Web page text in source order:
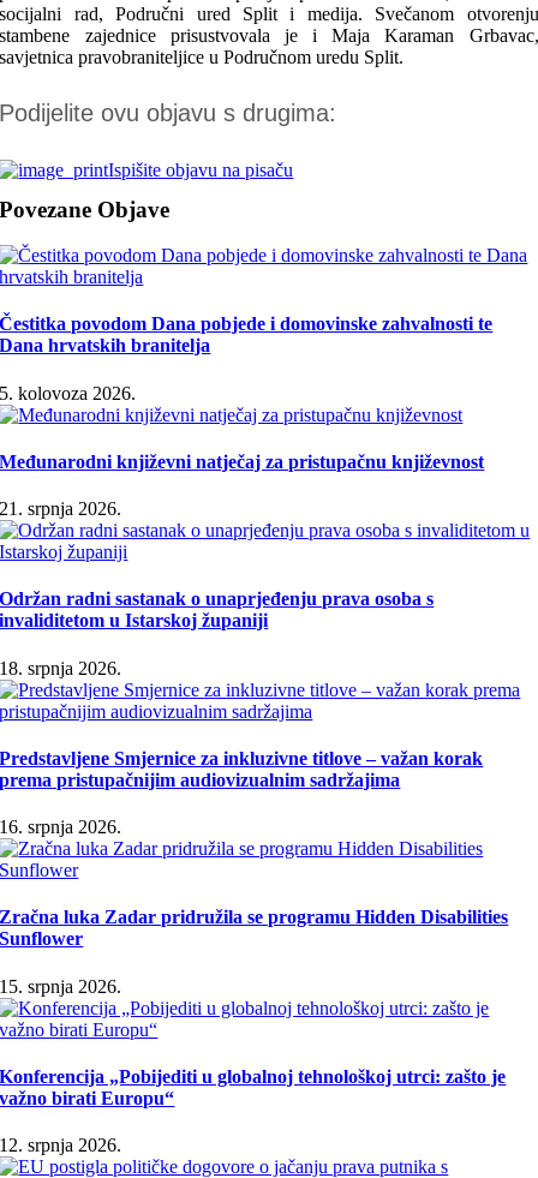
socijalni rad, Područni ured Split i medija. Svečanom otvorenju
stambene zajednice prisustvovala je i Maja Karaman Grbavac,
savjetnica pravobraniteljice u Područnom uredu Split.
Podijelite ovu objavu s drugima:
Ispišite objavu na pisaču
Povezane Objave
Čestitka povodom Dana pobjede i domovinske zahvalnosti te
Dana hrvatskih branitelja
5. kolovoza 2026.
Međunarodni književni natječaj za pristupačnu književnost
21. srpnja 2026.
Održan radni sastanak o unaprjeđenju prava osoba s
invaliditetom u Istarskoj županiji
18. srpnja 2026.
Predstavljene Smjernice za inkluzivne titlove – važan korak
prema pristupačnijim audiovizualnim sadržajima
16. srpnja 2026.
Zračna luka Zadar pridružila se programu Hidden Disabilities
Sunflower
15. srpnja 2026.
Konferencija „Pobijediti u globalnoj tehnološkoj utrci: zašto je
važno birati Europu“
12. srpnja 2026.